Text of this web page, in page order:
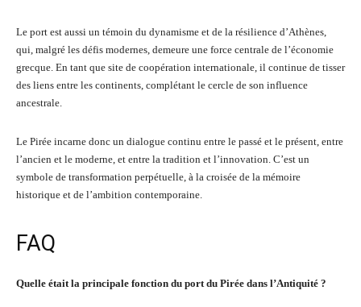
Le port est aussi un témoin du dynamisme et de la résilience d’Athènes,
qui, malgré les défis modernes, demeure une force centrale de l’économie
grecque. En tant que site de coopération internationale, il continue de tisser
des liens entre les continents, complétant le cercle de son influence
ancestrale.
Le Pirée incarne donc un dialogue continu entre le passé et le présent, entre
l’ancien et le moderne, et entre la tradition et l’innovation. C’est un
symbole de transformation perpétuelle, à la croisée de la mémoire
historique et de l’ambition contemporaine.
FAQ
Quelle était la principale fonction du port du Pirée dans l’Antiquité ?